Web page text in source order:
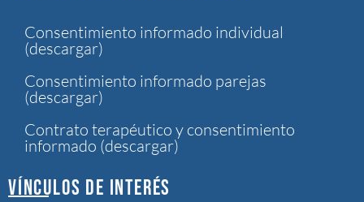
Consentimiento informado individual
(descargar)
Consentimiento informado parejas
(descargar)
Contrato terapéutico y consentimiento
informado (descargar)
VÍNCULOS DE INTERÉS